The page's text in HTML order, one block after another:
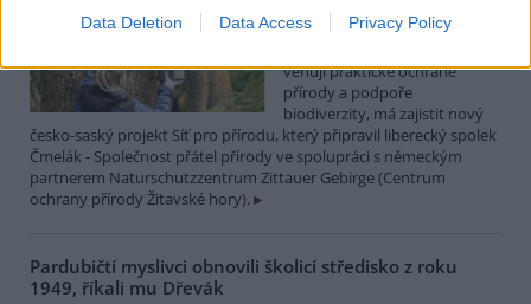
Data Deletion Data Access Privacy Policy
Větší spolupráci organizací,
věnují praktické ochraně
přírody a podpoře
biodiverzity, má zajistit nový
česko-saský projekt Síť pro přírodu, který připravil liberecký spolek
Čmelák - Společnost přátel přírody ve spolupráci s německým
partnerem Naturschutzzentrum Zittauer Gebirge (Centrum
ochrany přírody Žitavské hory).
Pardubičtí myslivci obnovili školicí středisko z roku
1949, říkali mu Dřevák